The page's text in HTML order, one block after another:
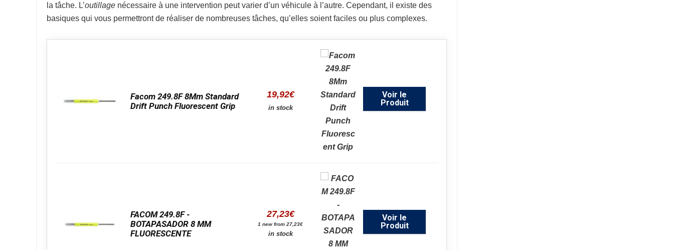
la tâche. L’outillage nécessaire à une intervention peut varier d’un véhicule à l’autre. Cependant, il existe des
basiques qui vous permettront de réaliser de nombreuses tâches, qu’elles soient faciles ou plus complexes.
Facom 249.8F 8Mm Standard
Drift Punch Fluorescent Grip
19,92€
in stock
Voir le
Produit
FACOM 249.8F -
BOTAPASADOR 8 MM
FLUORESCENTE
27,23€
1 new from 27,23€
in stock
Voir le
Produit